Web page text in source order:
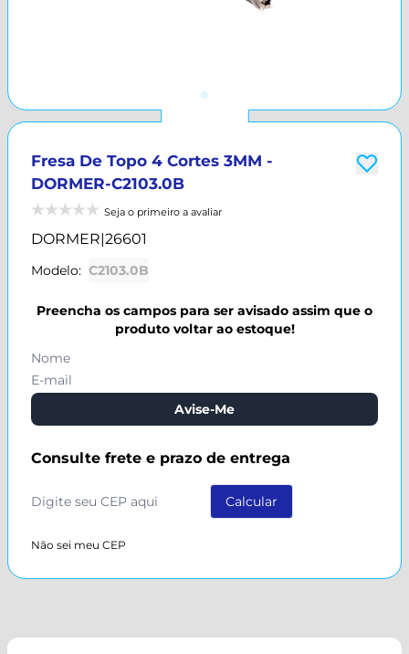
Fresa De Topo 4 Cortes 3MM -
DORMER-C2103.0B
Seja o primeiro a avaliar
DORMER|26601
Modelo: C2103.0B
Preencha os campos para ser avisado assim que o
produto voltar ao estoque!
Avise-Me
Consulte frete e prazo de entrega
Não sei meu CEP